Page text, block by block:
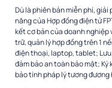
Dù là phiên bản miễn phí,
năng của Hợp đồng điện tử
kết cơ bản của doanh nghiệp
trữ, quản lý hợp đồng trên 1
điện thoại, laptop, tablet; Lưu
đảm bảo an toàn bảo mật;
bảo tính pháp lý tương đương